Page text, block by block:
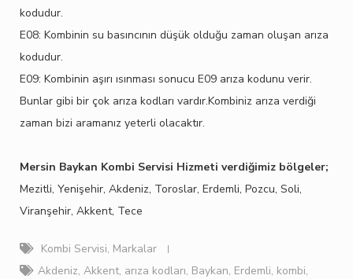
kodudur.
E08: Kombinin su basıncının düşük olduğu zaman oluşan arıza
kodudur.
E09: Kombinin aşırı ısınması sonucu E09 arıza kodunu verir.
Bunlar gibi bir çok arıza kodları vardır.Kombiniz arıza verdiği
zaman bizi aramanız yeterli olacaktır.
Mersin Baykan Kombi Servisi Hizmeti verdiğimiz bölgeler;
Mezitli, Yenişehir, Akdeniz, Toroslar, Erdemli, Pozcu, Soli,
Viranşehir, Akkent, Tece
Kombi Servisi, Markalar
Akdeniz, Akkent, arıza kodları, Baykan, Erdemli, kombi,